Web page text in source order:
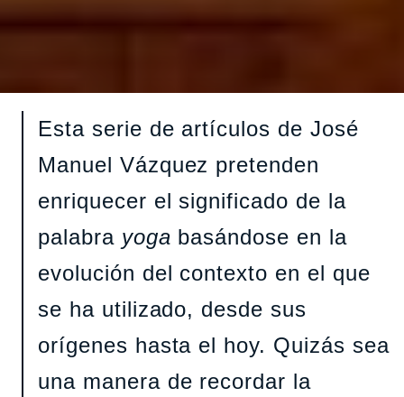
Esta serie de artículos de José
Manuel Vázquez pretenden
enriquecer el significado de la
palabra yoga basándose en la
evolución del contexto en el que
se ha utilizado, desde sus
orígenes hasta el hoy. Quizás sea
una manera de recordar la